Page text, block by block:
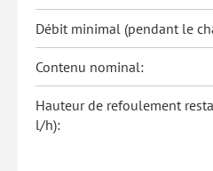
Débit minimal (pendant le
Contenu nominal:
Hauteur de refoulement
l/h):